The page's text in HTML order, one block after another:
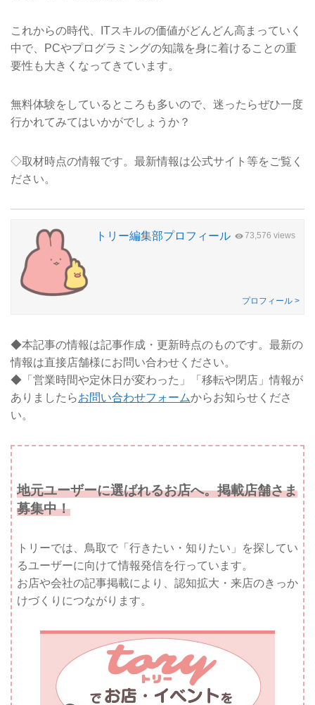
これからの時代、ITスキルの価値がどんどん高まっていく
中で、PCやプログラミングの知識を身に着けることの重
要性も大きくなってきています。
無料体験をしているところも多いので、迷ったらぜひ一度
行かれてみてはいかがでしょうか？
◇取材時点の情報です。最新情報は公式サイト等をご覧く
ださい。
トリー編集部プロフィール 73,576 views
プロフィール >
◆本記事の情報は記事作成・更新時点のものです。最新の
情報は直接店舗様にお問い合わせください。
◆「営業時間や定休日が変わった」「移転や閉店」情報が
ありましたらお問い合わせフォームからお知らせくださ
い。
地元ユーザーに選ばれるお店へ。掲載店舗さま
募集中！
トリーでは、鳥取で「行きたい・知りたい」を探してい
るユーザーに向けて情報発信を行っています。
お店や会社の記事掲載により、認知拡大・来店のきっか
けづくりにつながります。